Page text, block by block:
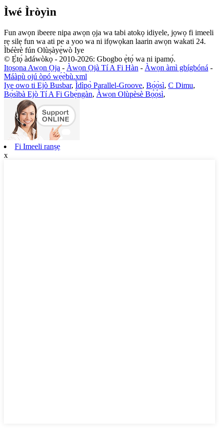
Ìwé Ìròyìn
Fun awọn ibeere nipa awọn ọja wa tabi atokọ idiyele, jọwọ fi imeeli
rẹ silẹ fun wa ati pe a yoo wa ni ifọwọkan laarin awọn wakati 24.
Ìbéèrè fún Olùṣàyẹ̀wò Iye
© Ẹ̀tọ́ àdáwòkọ - 2010-2026: Gbogbo ẹ̀tọ́ wa ni ipamọ́.
Itọsọna Awọn Ọja - Àwọn Ọjà Tí A Fi Hàn - Àwọn àmì gbígbóná -
Máàpù ojú òpó wẹ́ẹ̀bù.xml
Iye owo ti Ejò Busbar, Ìdìpọ̀ Parallel-Groove, Bọ́ọ̀sì, C Dimu,
Bọ́sìbà Ejò Tí A Fi Gbẹ́ngàn, Àwọn Olùpèsè Bọ́ọ̀sì,
Fi Imeeli ranṣẹ
x